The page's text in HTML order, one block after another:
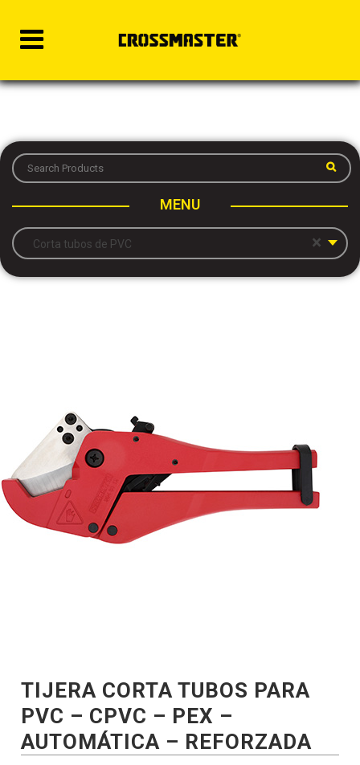
MENU
×
Corta tubos de PVC
TIJERA CORTA TUBOS PARA
PVC – CPVC – PEX –
AUTOMÁTICA – REFORZADA